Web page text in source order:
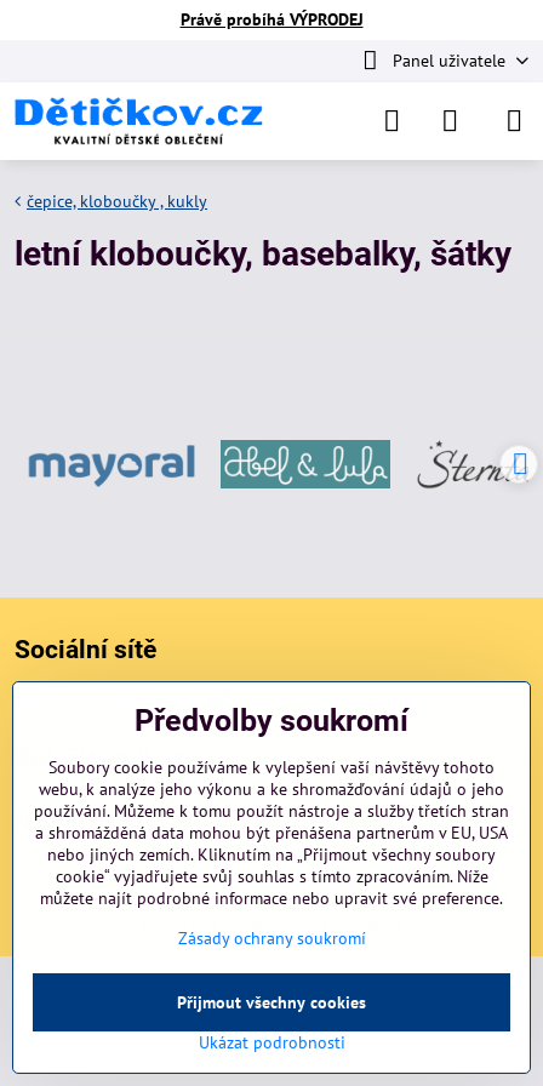
Právě probíhá VÝPRODEJ
Panel uživatele
čepice, kloboučky , kukly
letní kloboučky, basebalky, šátky
Sociální sítě
Důležité odkazy
NAVIGACE
©2026CopyrightPředvolby soukromíZásady ochrany soukromí
Předvolby soukromí
Soubory cookie používáme k vylepšení vaší návštěvy tohoto
webu, k analýze jeho výkonu a ke shromažďování údajů o jeho
používání. Můžeme k tomu použít nástroje a služby třetích stran
a shromážděná data mohou být přenášena partnerům v EU, USA
nebo jiných zemích. Kliknutím na „Přijmout všechny soubory
cookie“ vyjadřujete svůj souhlas s tímto zpracováním. Níže
můžete najít podrobné informace nebo upravit své preference.
Zásady ochrany soukromí
Ukázat podrobnosti
Přijmout všechny cookies